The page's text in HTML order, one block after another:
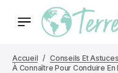
Accueil Conseils Et
À Connaître Pour Conduire En